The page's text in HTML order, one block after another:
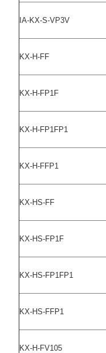
IA-KX-S-VP3V
KX-H-FF
KX-H-FP1F
KX-H-FP1FP1
KX-H-FFP1
KX-HS-FF
KX-HS-FP1F
KX-HS-FP1FP1
KX-HS-FFP1
KX-H-FV105